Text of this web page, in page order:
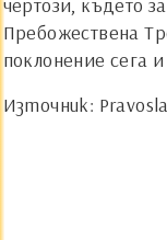
Пребожествена
поклонение сега
Източник: